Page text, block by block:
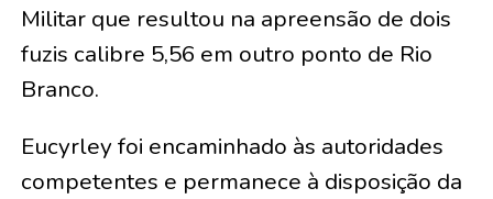
Militar que resultou na apreensão de dois
fuzis calibre 5,56 em outro ponto de Rio
Branco.
Eucyrley foi encaminhado às autoridades
competentes e permanece à disposição da